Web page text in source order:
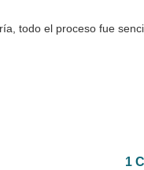
todo el proceso fue
1